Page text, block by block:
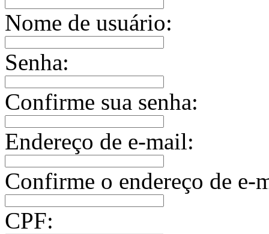
Nome de usuário:
Senha:
Confirme sua senha:
Endereço de e-mail:
Confirme o endereço de e-
CPF: